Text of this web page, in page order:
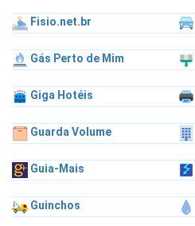
Fisio.net.br
Gás Perto de Mim
Giga Hotéis
Guarda Volume
Guia-Mais
Guinchos